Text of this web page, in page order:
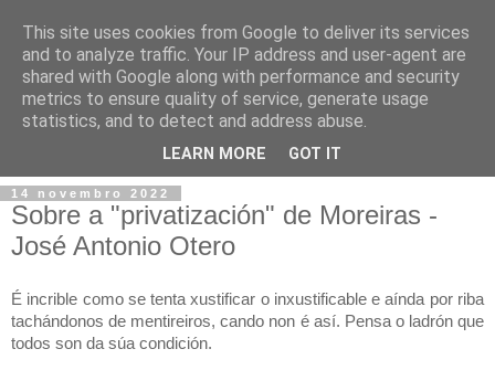
14 novembro 2022
Sobre a "privatización" de Moreiras -
José Antonio Otero
É incrible como se tenta xustificar o inxustificable e aínda por riba
tachándonos de mentireiros, cando non é así. Pensa o ladrón que
todos son da súa condición.
This site uses cookies from Google to deliver its services
and to analyze traffic. Your IP address and user-agent are
shared with Google along with performance and security
metrics to ensure quality of service, generate usage
statistics, and to detect and address abuse.
LEARN MORE GOT IT